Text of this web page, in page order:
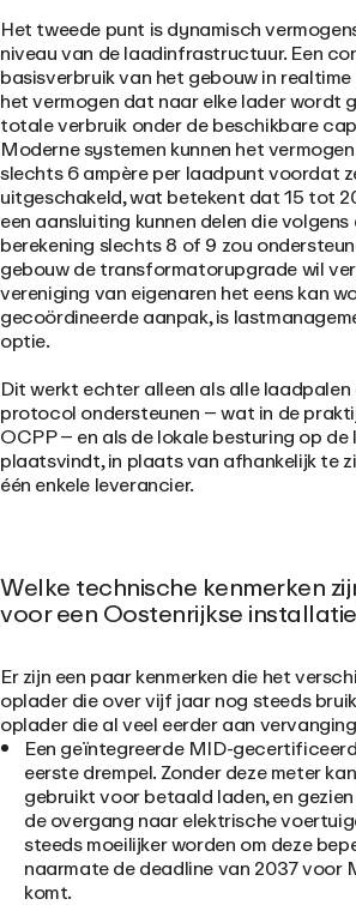
Het tweede punt is dynamisch
niveau van de laadinfrastructuur. Een
basisverbruik van het gebouw in
het vermogen dat naar elke lader wordt
totale verbruik onder de beschikbare
Moderne systemen kunnen het
slechts 6 ampère per laadpunt voordat
uitgeschakeld, wat betekent dat 15 tot
een aansluiting kunnen delen die
berekening slechts 8 of 9 zou
gebouw de transformatorupgrade wil
vereniging van eigenaren het eens kan
gecoördineerde aanpak, is
optie.
Dit werkt echter alleen als alle
protocol ondersteunen – wat in de
OCPP – en als de lokale besturing op
plaatsvindt, in plaats van afhankelijk te
één enkele leverancier.
Welke technische kenmerken
voor een Oostenrijkse
Er zijn een paar kenmerken die het
oplader die over vijf jaar nog steeds
oplader die al veel eerder aan
Een geïntegreerde MID-
eerste drempel. Zonder deze meter
gebruikt voor betaald laden, en
de overgang naar elektrische
steeds moeilijker worden om deze
naarmate de deadline van 2037 voor
komt.